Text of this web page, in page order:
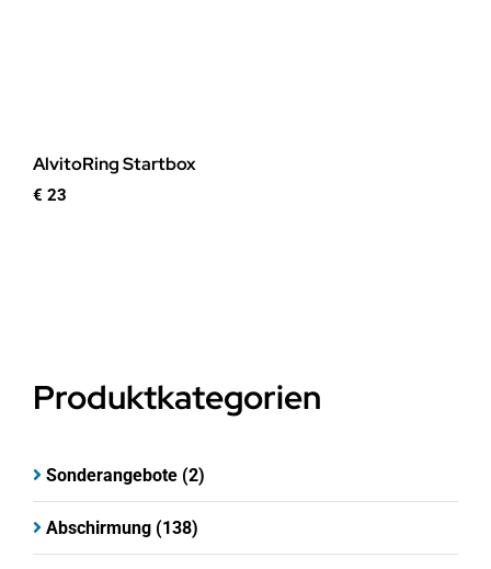
AlvitoRing Startbox
€ 23
Produktkategorien
Sonderangebote (2)
Abschirmung (138)